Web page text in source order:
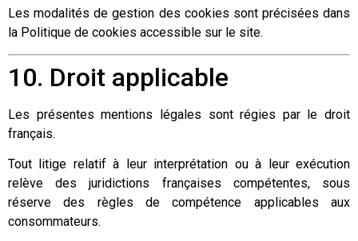
Les modalités de gestion des cookies sont précisées dans
la Politique de cookies accessible sur le site.
10. Droit applicable
Les présentes mentions légales sont régies par le droit
français.
Tout litige relatif à leur interprétation ou à leur exécution
relève des juridictions françaises compétentes, sous
réserve des règles de compétence applicables aux
consommateurs.